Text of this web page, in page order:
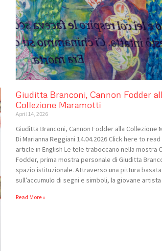
Giuditta Branconi, Cannon Fodder
Collezione Maramotti
April 14, 2026
Giuditta Branconi, Cannon Fodder alla Collezione
Di Marianna Reggiani 14.04.2026 Click here to
article in English Le tele traboccano nella mostra
Fodder, prima mostra personale di Giuditta
spazio istituzionale. Attraverso una pittura basata
sull’accumulo di segni e simboli, la giovane
Read More »